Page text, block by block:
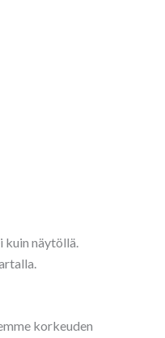
kuin näytöllä.
korkeuden